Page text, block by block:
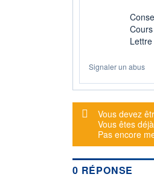
Signaler un abus
Message
Vous devez
Vous êtes
Pas encore
0 RÉPONSE